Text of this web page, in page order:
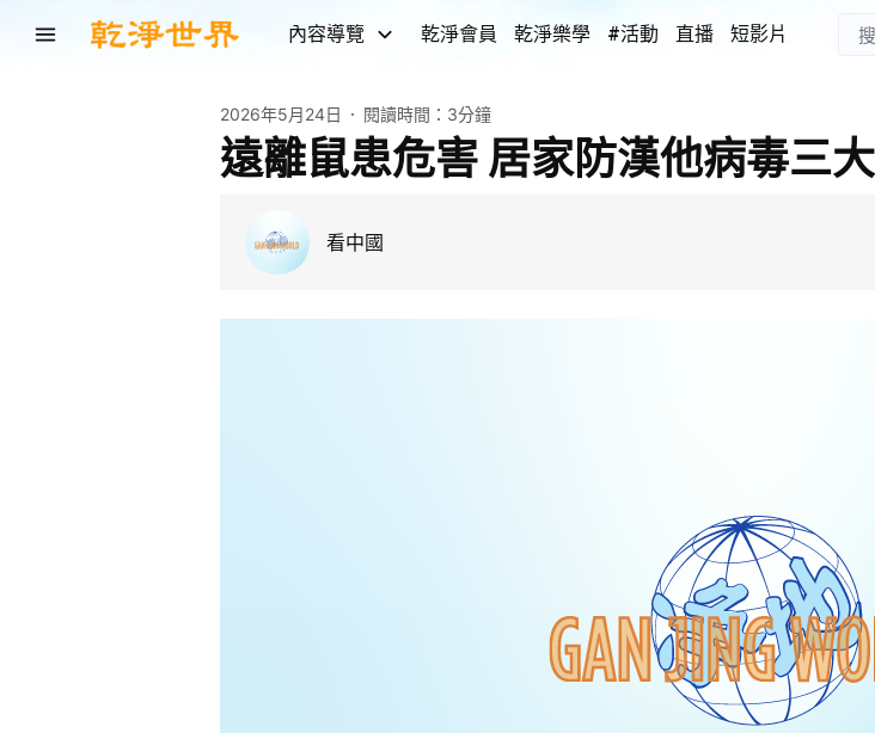
內容導覽 乾淨會員 乾淨樂學 #活動 直播 短影片
2026年5月24日 閱讀時間： 3分鐘
遠離鼠患危害 居家防漢他病毒三
看中國